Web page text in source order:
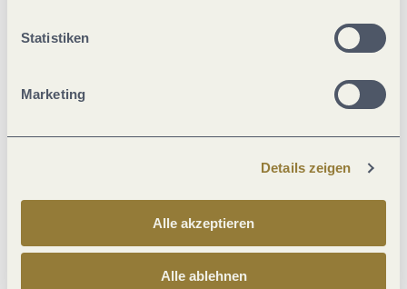
Statistiken
Marketing
Details zeigen
Alle akzeptieren
Alle ablehnen
Lage
Ausstattung Zimmer/Appartement
Mitarbeiter